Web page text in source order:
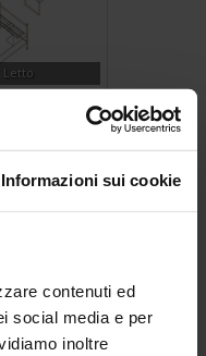
Informazioni sui cookie
contenuti ed
social media e per
inoltre
Letto